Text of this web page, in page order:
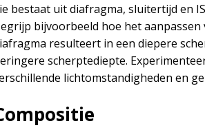
bestaat uit diafragma, sluitertijd en
bijvoorbeeld hoe het
resulteert in een diepere
scherptediepte.
lichtomstandigheden en